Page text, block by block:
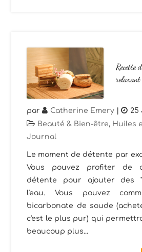
Recette
relaxant
par Catherine Emery | 25
Beauté & Bien-être, Huiles
Journal
Le moment de détente par
Vous pouvez profiter de
détente pour ajouter des
l'eau. Vous pouvez
bicarbonate de soude
c'est le plus pur) qui
beaucoup plus...